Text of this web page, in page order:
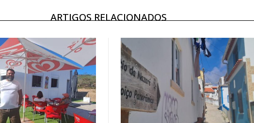
ARTIGOS RELACIONADOS